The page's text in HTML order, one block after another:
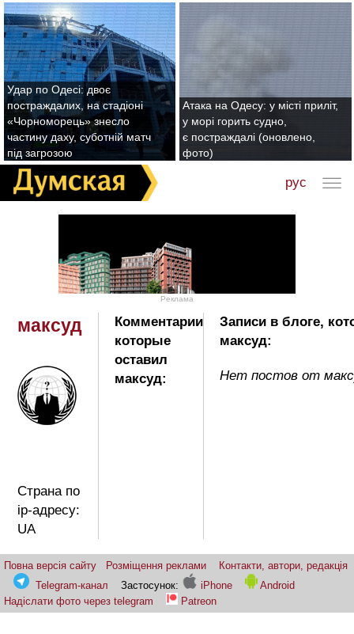
Удар по Одесі: двоє
постраждалих, на стадіоні
«Чорноморець» знесло
частину даху, суботній матч
під загрозою
Атака на Одесу: у місті приліт,
у морі горить судно,
є постраждалі (оновлено,
фото)
рус
Реклама
максуд
Страна по
ip-адресу:
UA
Комментарии
которые
оставил
максуд:
Записи в блоге,
максуд:
Нет постов от
Повна версія сайту Розміщення реклами
Контакти, автори, редакція
Telegram-канал
Застосунок: iPhone
Android
Надіслати фото через telegram
Patreon